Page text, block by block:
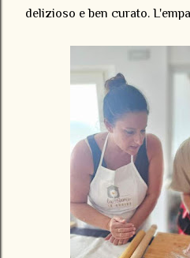
delizioso e ben curato.